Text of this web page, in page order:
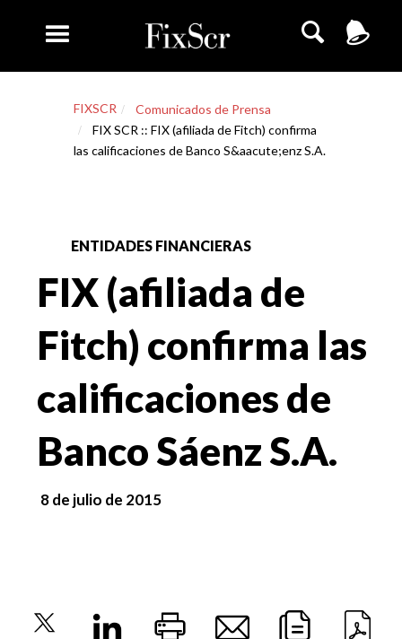
FIXSCR
Comunicados de Prensa
FIX SCR :: FIX (afiliada de Fitch) confirma
las calificaciones de Banco S&aacute;enz S.A.
ENTIDADES FINANCIERAS
FIX (afiliada de
Fitch) confirma las
calificaciones de
Banco Sáenz S.A.
8 de julio de 2015